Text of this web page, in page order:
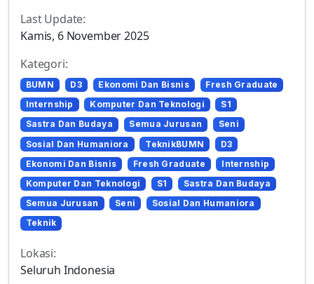
Last Update:
Kamis, 6 November 2025
Kategori:
BUMN D3 Ekonomi Dan Bisnis
Fresh Graduate
Internship
Komputer Dan Teknologi
S1
Sastra Dan Budaya
Semua Jurusan
Seni
Sosial Dan Humaniora
TeknikBUMN
D3
Ekonomi Dan Bisnis
Fresh Graduate
Internship
Komputer Dan Teknologi
S1
Sastra Dan Budaya
Semua Jurusan
Seni
Sosial Dan Humaniora
Teknik
Lokasi:
Seluruh Indonesia